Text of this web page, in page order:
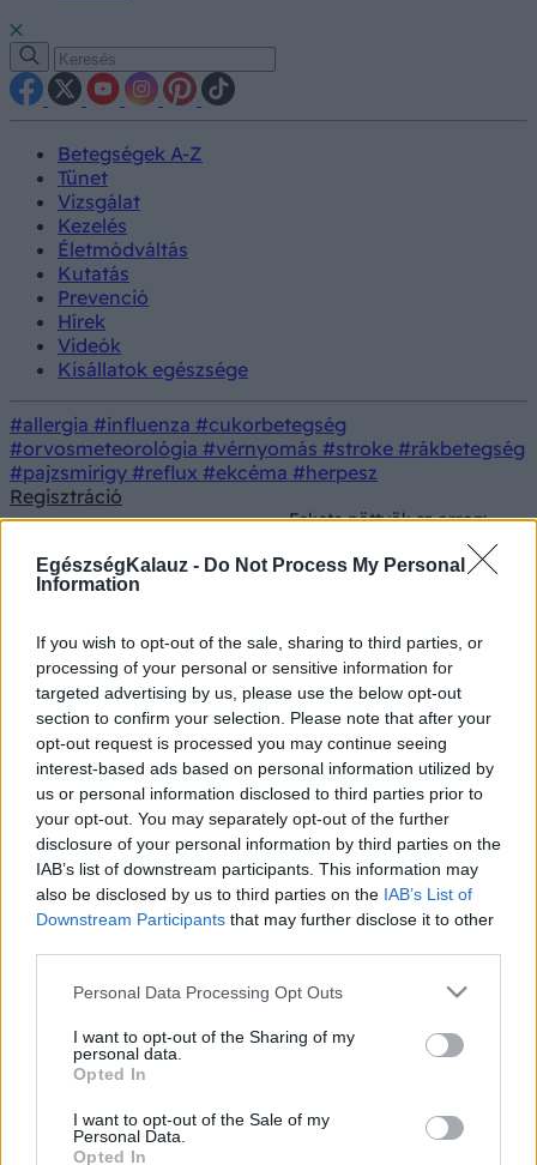
EgészségKalauz - Do Not Process My Personal
Information
If you wish to opt-out of the sale, sharing to third parties, or
processing of your personal or sensitive information for
targeted advertising by us, please use the below opt-out
section to confirm your selection. Please note that after your
opt-out request is processed you may continue seeing
interest-based ads based on personal information utilized by
us or personal information disclosed to third parties prior to
your opt-out. You may separately opt-out of the further
disclosure of your personal information by third parties on the
IAB’s list of downstream participants. This information may
also be disclosed by us to third parties on the IAB’s List of
Downstream Participants that may further disclose it to other
Please note that this website/app uses one or more Google
not limited to your visit or usage behaviour. You may click to
grant or deny consent to Google and its third-party tags to
use your data for below specified purposes in below Google
consent section.
Personal Data Processing Opt Outs
I want to opt-out of the Sharing of my
personal data.
Opted In
I want to opt-out of the Sale of my
Personal Data.
Opted In
Betegségek A-Z
Tünet
Vizsgálat
Kezelés
Életmódváltás
Kutatás
Prevenció
Hírek
Videók
Kisállatok egészsége
#allergia #influenza #cukorbetegség
#orvosmeteorológia #vérnyomás #stroke #rákbetegség
#pajzsmirigy #reflux #ekcéma #herpesz
Regisztráció
Fekete pöttyök az orron:
mitesszereket
tüntetheti el a mitesszereket